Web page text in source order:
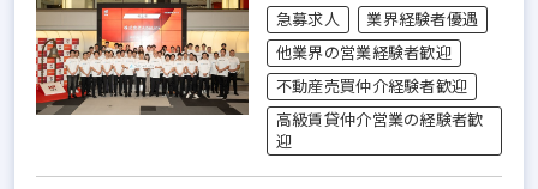
急募求人
業界経験者優遇
他業界の営業経験者歓迎
不動産売買仲介経験者歓迎
高級賃貸仲介営業の経験者歓
迎